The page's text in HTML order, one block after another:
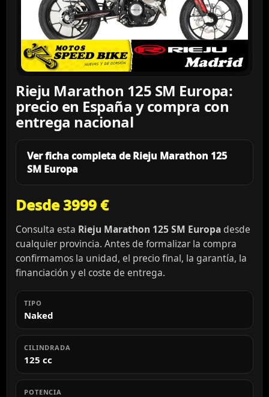
Rieju Marathon 125 SM Europa:
precio en España y compra con
entrega nacional
Ver ficha completa de Rieju Marathon 125
SM Europa
Desde 3999 €
Consulta esta Rieju Marathon 125 SM Europa desde
cualquier provincia. Antes de formalizar la compra
confirmamos la unidad, el precio final, la garantía, la
financiación y el coste de entrega.
TIPO
Naked
CILINDRADA
125 cc
POTENCIA